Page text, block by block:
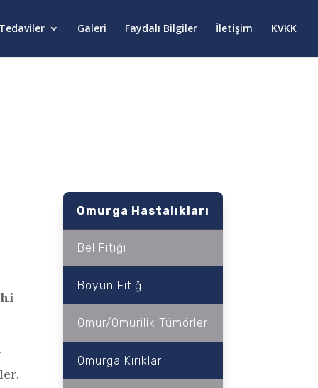
Galeri Faydalı Bilgiler İletişim KVKK
Omurga Hastalıkları
Bel Fıtığı
Boyun Fıtığı
Omur/Omurilik Tümörleri
Omurga Kırıkları